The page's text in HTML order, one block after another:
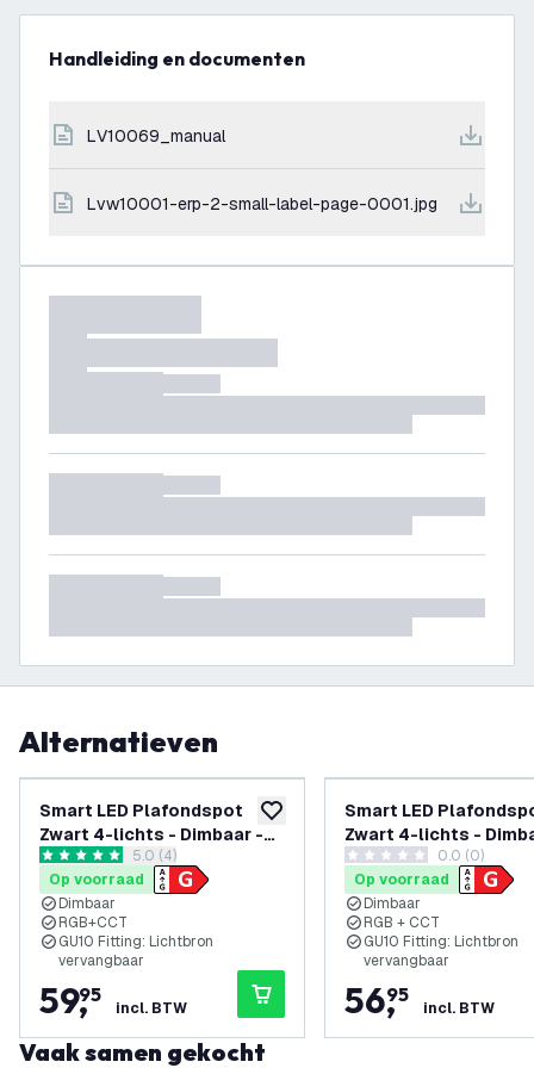
Handleiding en documenten
LV10069_manual
lvw10001-erp-2-small-label-page-0001.jpg
Alternatieven
toevoegen aan verlanglijst
Smart LED Plafondspot
Zwart 4-lichts - Dimbaar -
4.9W - RGB+CCT -
Kantelbaar
reviews drawer openen
5 score sterren5.0 (4)
Op voorraad
Dimbaar
RGB+CCT
GU10 Fitting: Lichtbron
vervangbaar
59,
95
incl. BTW
Smart LED
Zwart 4-lichts -
4.9W - RGB+CCT -
Kantelbaar
0 score sterren0.0 (0)
Op voorraad
Dimbaar
RGB + CCT
GU10 Fitting: Lichtbron
vervangbaar
56,
95
incl. BTW
Vaak samen gekocht